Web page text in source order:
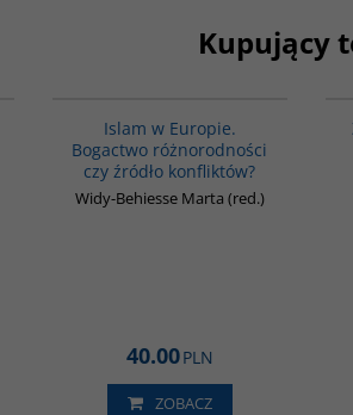
Kupujący
Islam w Europie.
Bogactwo różnorodności
czy źródło konfliktów?
Widy-Behiesse Marta (red.)
40.00PLN
ZOBACZ